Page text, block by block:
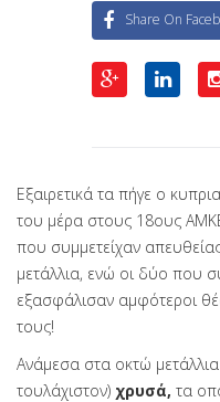
Share On
Εξαιρετικά τα πήγε ο
του μέρα στους 18ους
που συμμετείχαν
μετάλλια, ενώ οι δύο που
εξασφάλισαν αμφότεροι
τους!
Ανάμεσα στα οκτώ μετάλλια
τουλάχιστον) χρυσά, τα